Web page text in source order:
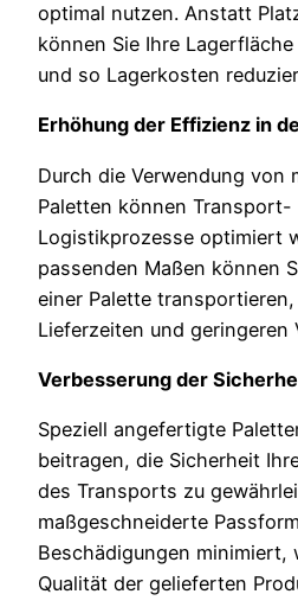
optimal nutzen. Anstatt
können Sie Ihre
und so Lagerkosten
Erhöhung der Effizienz in
Durch die Verwendung von
Paletten können Transport-
Logistikprozesse optimiert
passenden Maßen können
einer Palette
Lieferzeiten und
Verbesserung der
Speziell angefertigte
beitragen, die Sicherheit
des Transports zu
maßgeschneiderte
Beschädigungen minimiert,
Qualität der gelieferten